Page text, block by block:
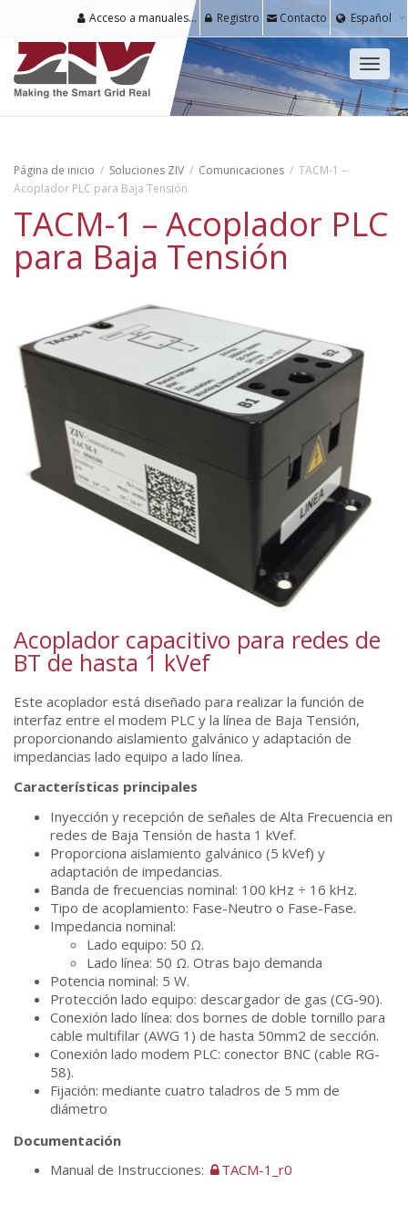
Acceso a manuales y software para usuarios registrados Registro Contacto Español
Página de inicio Soluciones ZIV Comunicaciones
TACM-1 –
Acoplador PLC para Baja Tensión
TACM-1 – Acoplador PLC
para Baja Tensión
Acoplador capacitivo para redes de
BT de hasta 1 kVef
Este acoplador está diseñado para realizar la función de
interfaz entre el modem PLC y la línea de Baja Tensión,
proporcionando aislamiento galvánico y adaptación de
impedancias lado equipo a lado línea.
Características principales
Inyección y recepción de señales de Alta Frecuencia en
redes de Baja Tensión de hasta 1 kVef.
Proporciona aislamiento galvánico (5 kVef) y
adaptación de impedancias.
Banda de frecuencias nominal: 100 kHz ÷ 16 kHz.
Tipo de acoplamiento: Fase-Neutro o Fase-Fase.
Impedancia nominal:
Lado equipo: 50 Ω.
Lado línea: 50 Ω. Otras bajo demanda
Potencia nominal: 5 W.
Protección lado equipo: descargador de gas (CG-90).
Conexión lado línea: dos bornes de doble tornillo para
cable multifilar (AWG 1) de hasta 50mm2 de sección.
Conexión lado modem PLC: conector BNC (cable RG-
58).
Fijación: mediante cuatro taladros de 5 mm de
diámetro
Documentación
Manual de Instrucciones:
TACM-1_r0